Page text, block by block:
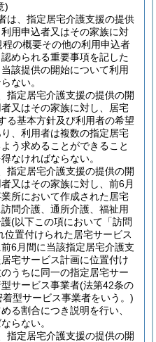
)
は、指定居宅介護支援の提供
用申込者又はその家族に対
の概要その他の利用申込者
められる重要事項を記した
該提供の開始について利用
ない。
指定居宅介護支援の提供の開
又はその家族に対し、居宅
る基本方針及び利用者の希望
、利用者は複数の指定居宅
う求めることができること
なければならない。
指定居宅介護支援の提供の開
又はその家族に対し、前6月
所において作成された居宅
問介護、通所介護、福祉用
(以下この項において「訪問
位置付けられた居宅サービス
6月間に当該指定居宅介護支
宅サービス計画に位置付け
うちに同一の指定居宅サー
サービス事業者(法第42条の
型サービス事業者をいう。)
る割合につき説明を行い、
らない。
指定居宅介護支援の提供の開